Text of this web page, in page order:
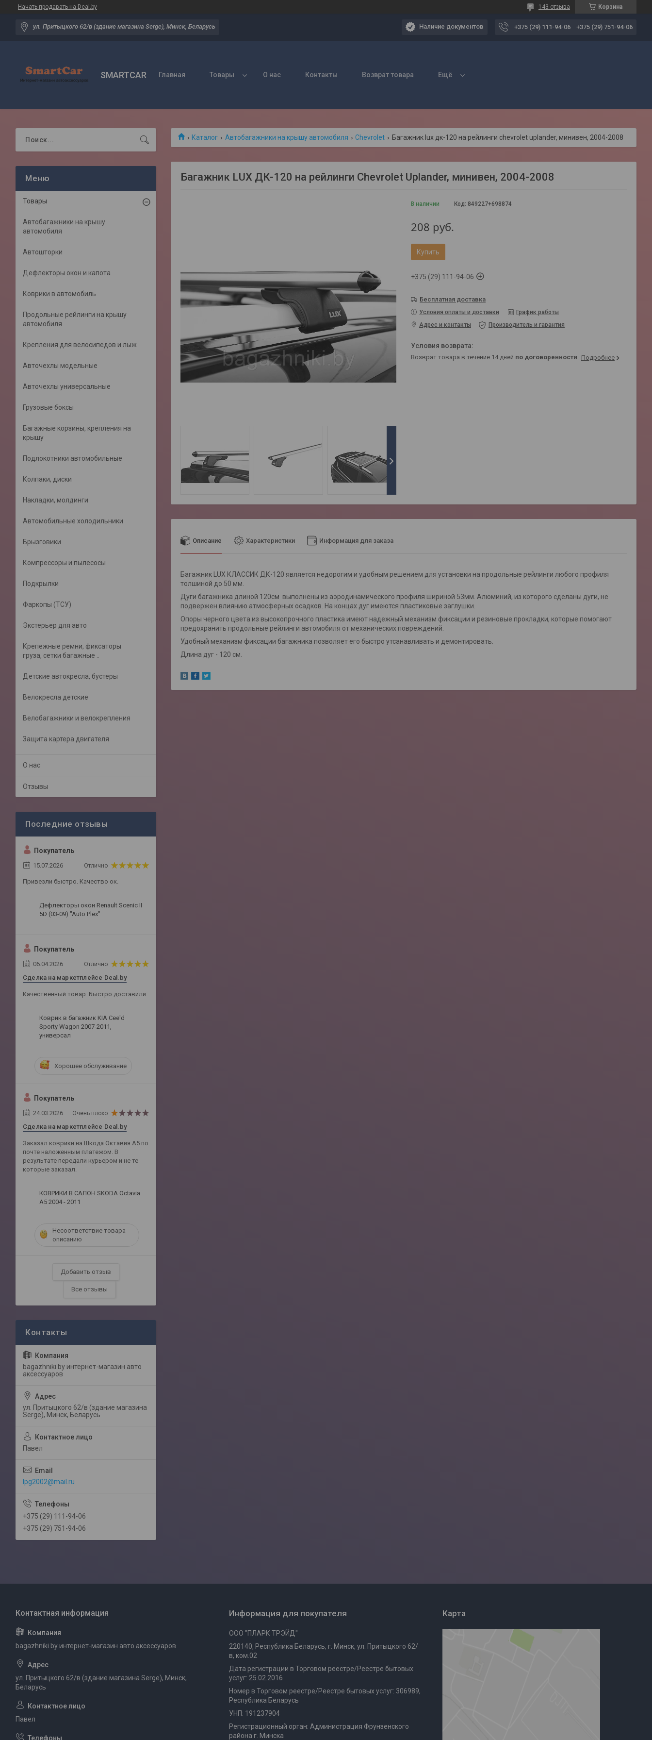
Начать продавать на Deal.by Корзина
143 отзыва
ул. Притыцкого 62/в (здание магазина Serge), Минск, Беларусь Наличие документов +375 (29) 111-94-06 +375 (29) 751-94-06
SMARTCAR Главная Товары О нас Контакты Возврат товара Ещё
Каталог Автобагажники на крышу автомобиля Chevrolet Багажник lux дк-120 на рейлинги chevrolet uplander, минивен, 2004-2008
Багажник LUX ДК-120 на рейлинги Chevrolet Uplander, минивен, 2004-2008
В наличии Код: 849227+698874
208 руб.
Купить
+375 (29) 111-94-06
Бесплатная доставка
Условия оплаты и доставки
График работы
Адрес и контакты
Производитель и гарантия
возврат товара в течение 14 дней по договоренности Подробнее
Описание Характеристики Информация для заказа
Багажник LUX КЛАССИК ДК-120 является недорогим и удобным решением для установки на продольные рейлинги любого профиля
толшиной до 50 мм.
Дуги багажника длиной 120см выполнены из аэродинамического профиля шириной 53мм. Алюминий, из которого сделаны дуги, не
подвержен влиянию атмосферных осадков. На концах дуг имеются пластиковые заглушки.
Опоры черного цвета из высокопрочного пластика имеют надежный механизм фиксации и резиновые прокладки, которые помогают
предохранить продольные рейлинги автомобиля от механических повреждений.
Удобный механизм фиксации багажника позволяет его быстро утсанавливать и демонтировать.
Длина дуг - 120 см.
Товары
Автобагажники на крышу
автомобиля
Автошторки
Дефлекторы окон и капота
Коврики в автомобиль
Продольные рейлинги на крышу
автомобиля
Крепления для велосипедов и лыж
Авточехлы модельные
Авточехлы универсальные
Грузовые боксы
Багажные корзины, крепления на
крышу
Подлокотники автомобильные
Колпаки, диски
Накладки, молдинги
Автомобильные холодильники
Брызговики
Компрессоры и пылесосы
Подкрылки
Фаркопы (ТСУ)
Экстерьер для авто
Крепежные ремни, фиксаторы
груза, сетки багажные ..
Детские автокресла, бустеры
Велокресла детские
Велобагажники и велокрепления
Защита картера двигателя
О нас
Отзывы
Покупатель
15.07.2026 Отлично
Привезли быстро. Качество ок.
Дефлекторы окон Renault Scenic II
5D (03-09) "Auto Plex"
Покупатель
06.04.2026 Отлично
Сделка на маркетплейсе Deal.by
Качественный товар. Быстро доставили.
Коврик в багажник KIA Cee'd
Sporty Wagon 2007-2011,
универсал
Хорошее обслуживание
Покупатель
24.03.2026 Очень плохо
Сделка на маркетплейсе Deal.by
Заказал коврики на Шкода Октавия А5 по
почте наложенным платежом. В
результате передали курьером и не те
которые заказал.
КОВРИКИ В САЛОН SKODA Octavia
A5 2004 - 2011
Несоответствие товара
описанию
Добавить отзыв
Все отзывы
bagazhniki.by интернет-магазин авто
аксессуаров
ул. Притыцкого 62/в (здание магазина
Serge), Минск, Беларусь
Павел
lpg2002@mail.ru
+375 (29) 111-94-06
+375 (29) 751-94-06
bagazhniki.by интернет-магазин авто аксессуаров
ул. Притыцкого 62/в (здание магазина Serge), Минск,
Беларусь
Павел
Информация для покупателя
ООО "ПЛАРК ТРЭЙД"
220140, Республика Беларусь, г. Минск, ул. Притыцкого 62/
в, ком.02
Дата регистрации в Торговом реестре/Реестре бытовых
услуг: 25.02.2016
Номер в Торговом реестре/Реестре бытовых услуг: 306989,
Республика Беларусь
УНП: 191237904
Регистрационный орган: Администрация Фрунзенского
района г. Минска
Карта